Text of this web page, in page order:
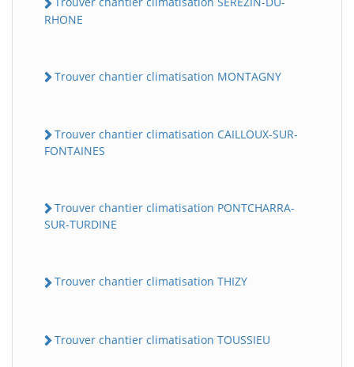
RHONE
Trouver chantier climatisation MONTAGNY
Trouver chantier climatisation CAILLOUX-SUR-
FONTAINES
Trouver chantier climatisation PONTCHARRA-
SUR-TURDINE
Trouver chantier climatisation THIZY
Trouver chantier climatisation TOUSSIEU